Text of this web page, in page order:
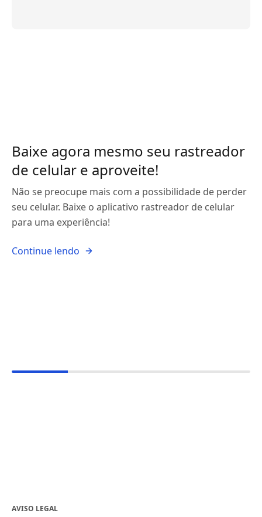
Baixe agora mesmo seu rastreador
de celular e aproveite!
Não se preocupe mais com a possibilidade de perder
seu celular. Baixe o aplicativo rastreador de celular
para uma experiência!
Continue lendo
AVISO LEGAL